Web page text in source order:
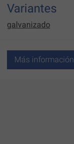
Variantes
galvanizado
Más información